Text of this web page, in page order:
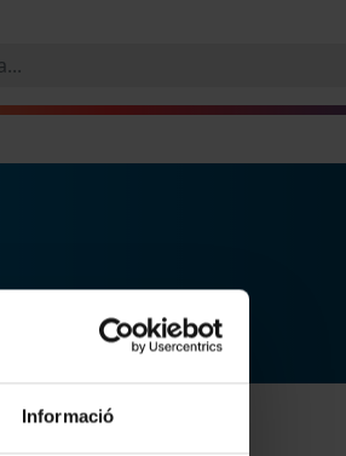
Informació